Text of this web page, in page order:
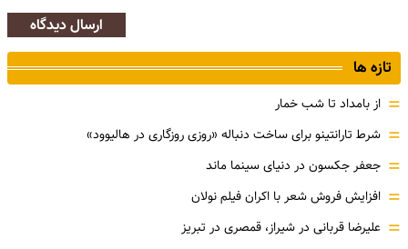
ارسال دیدگاه
تازه ها
= از بامداد تا شب خمار
= شرط تارانتینو برای ساخت دنباله «روزی روزگاری در هالیوود»
= جعفر جکسون در دنیای سینما ماند
= افزایش فروش شعر با اکران فیلم نولان
= علیرضا قربانی در شیراز، قمصری در تبریز